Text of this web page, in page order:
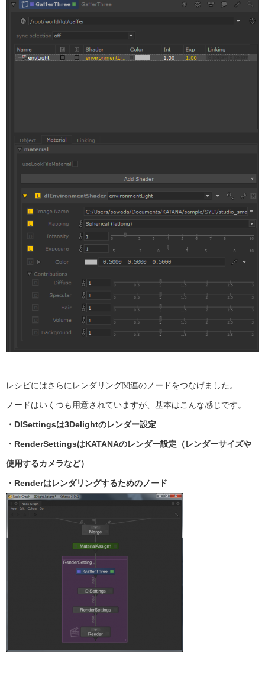
レシピにはさらにレンダリング関連のノードをつなげました。
ノードはいくつも用意されていますが、基本はこんな感じです。
・DISettingsは3Delightのレンダー設定
・RenderSettingsはKATANAのレンダー設定（レンダーサイズや
使用するカメラなど）
・Renderはレンダリングするためのノード